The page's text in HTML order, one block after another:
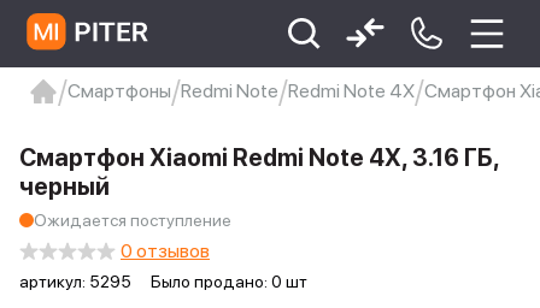
Xiaomi 9 про
xiaomi redmi 12c
Смартфоны Redmi Note Redmi Note 4X Смартфон
Смартфон Xiaomi Redmi Note 4X, 3.16 ГБ,
черный
Ожидается поступление
артикул: 5295 Было продано: 0 шт
0 отзывов